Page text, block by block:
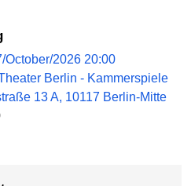
October/2026 20:00
Berlin - Kammerspiele
13 A, 10117 Berlin-Mitte